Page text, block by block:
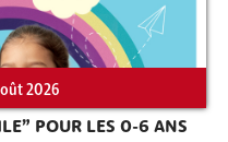
le site
2026
POUR LES 0-6 ANS